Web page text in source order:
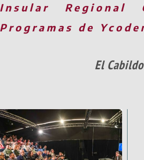
Insular
Regional
Programas de
El